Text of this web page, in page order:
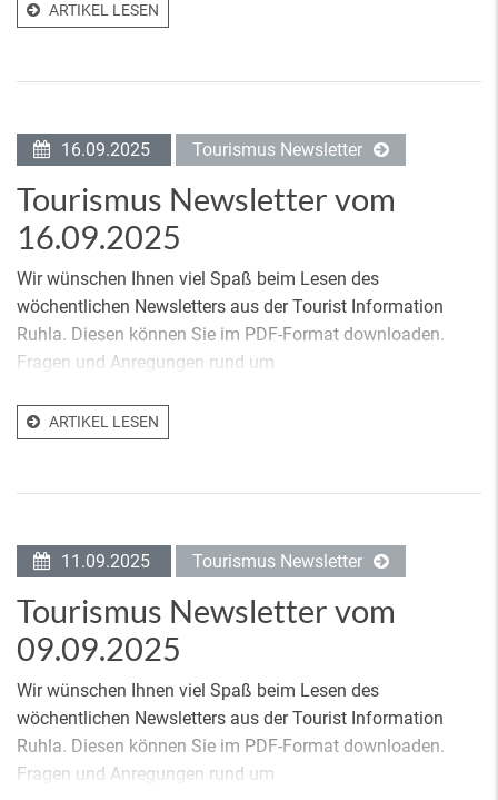
ARTIKEL LESEN
16.09.2025 Tourismus Newsletter
Tourismus Newsletter vom
16.09.2025
Wir wünschen Ihnen viel Spaß beim Lesen des
wöchentlichen Newsletters aus der Tourist Information
Ruhla. Diesen können Sie im PDF-Format downloaden.
Fragen und Anregungen rund um
ARTIKEL LESEN
11.09.2025 Tourismus Newsletter
Tourismus Newsletter vom
09.09.2025
Wir wünschen Ihnen viel Spaß beim Lesen des
wöchentlichen Newsletters aus der Tourist Information
Ruhla. Diesen können Sie im PDF-Format downloaden.
Fragen und Anregungen rund um